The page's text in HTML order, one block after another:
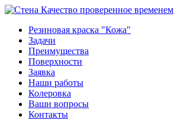
Качество проверенное временем
Резиновая краска "Кожа"
Задачи
Преимущества
Поверхности
Заявка
Наши работы
Колеровка
Ваши вопросы
Контакты